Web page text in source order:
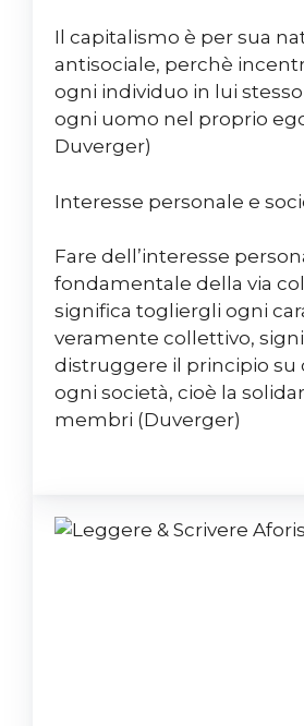
Il capitalismo è per sua
antisociale, perchè
ogni individuo in lui
ogni uomo nel proprio
Duverger)
Interesse personale e
Fare dell’interesse
fondamentale della via
significa togliergli ogni
veramente collettivo,
distruggere il principio su
ogni società, cioè la
membri (Duverger)